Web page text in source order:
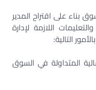
السوق بناء على اقتراح المدير
اللازمة لإدارة
التالية:
المتداولة في السوق